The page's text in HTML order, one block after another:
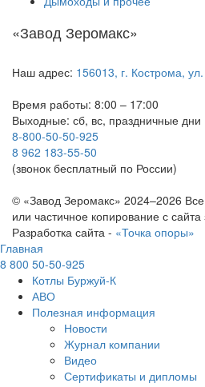
«Завод Зеромакс»
Наш адрес: 156013, г. Кострома,
Время работы: 8:00 – 17:00
Выходные: сб, вс, праздничные дни
8-800-50-50-925
8 962 183-55-50
(звонок бесплатный по России)
© «Завод Зеромакс» 2024–2026
или частичное копирование с
Разработка сайта - «Точка опоры»
Главная
8 800 50-50-925
Котлы Буржуй-К
АВО
Полезная информация
Новости
Журнал компании
Видео
Сертификаты и дипломы